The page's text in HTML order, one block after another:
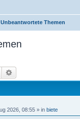
Unbeantwortete Themen
Suche
2026, 08:55 » in biete